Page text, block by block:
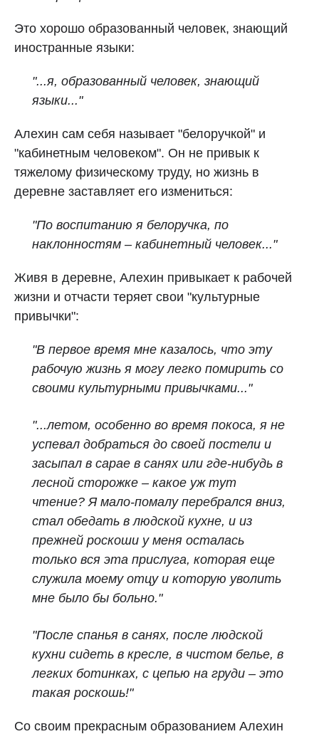
Это хорошо образованный человек, знающий
иностранные языки:
"...я, образованный человек, знающий
языки..."
Алехин сам себя называет "белоручкой" и
"кабинетным человеком". Он не привык к
тяжелому физическому труду, но жизнь в
деревне заставляет его измениться:
"По воспитанию я белоручка, по
наклонностям – кабинетный человек..."
Живя в деревне, Алехин привыкает к рабочей
жизни и отчасти теряет свои "культурные
привычки":
"В первое время мне казалось, что эту
рабочую жизнь я могу легко помирить со
своими культурными привычками..."
"...летом, особенно во время покоса, я не
успевал добраться до своей постели и
засыпал в сарае в санях или где‑нибудь в
лесной сторожке – какое уж тут
чтение? Я мало‑помалу перебрался вниз,
стал обедать в людской кухне, и из
прежней роскоши у меня осталась
только вся эта прислуга, которая еще
служила моему отцу и которую уволить
мне было бы больно."
"После спанья в санях, после людской
кухни сидеть в кресле, в чистом белье, в
легких ботинках, с цепью на груди – это
такая роскошь!"
Со своим прекрасным образованием Алехин